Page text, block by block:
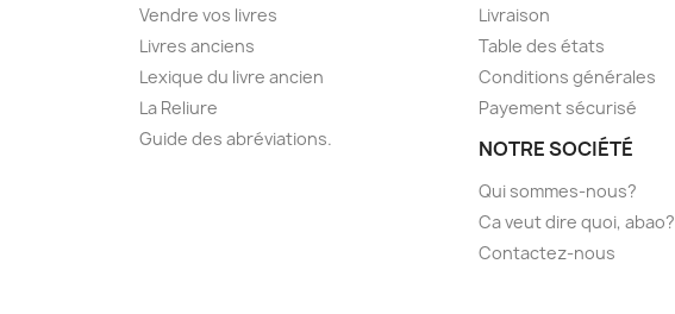
Vendre vos livres
Livres anciens
Lexique du livre ancien
La Reliure
Guide des abréviations.
Livraison
Table des états
Conditions générales
Payement sécurisé
NOTRE SOCIÉTÉ
Qui sommes-nous?
Ca veut dire quoi, abao?
Contactez-nous